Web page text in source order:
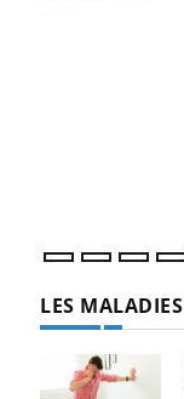
LES MALADIES